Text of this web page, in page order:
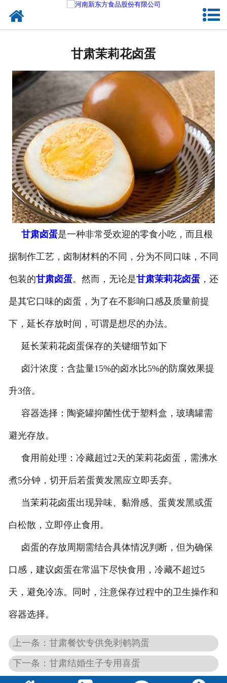
甘肃熟食品
甘肃调味品
甘肃鸡蛋壳粉
甘肃新东方食品
甘肃食品代加工
甘肃精忠报国八大锤典故版
- 甘肃蜜汁味卤蛋
- 甘肃茶香味卤蛋
甘肃茉莉花卤蛋
甘肃卤蛋是一种非常受欢迎的零食小吃，而且根
据制作工艺，卤制材料的不同，分为不同口味，不同
包装的甘肃卤蛋。然而，无论是甘肃茉莉花卤蛋，还
是其它口味的卤蛋，为了在不影响口感及质量前提
下，延长存放时间，可谓是想尽的办法。
延长茉莉花卤蛋保存的关键细节如下
卤汁浓度：含盐量15%的卤水比5%的防腐效果提
升3倍。
容器选择：陶瓷罐抑菌性优于塑料盒，玻璃罐需
避光存放。
食用前处理：冷藏超过2天的茉莉花卤蛋，需沸水
煮5分钟，切开后若蛋黄发黑应立即丢弃。
当茉莉花卤蛋出现异味、黏滑感、蛋黄发黑或蛋
白松散，立即停止食用。
卤蛋的存放周期需结合具体情况判断，但为确保
口感，建议卤蛋在常温下尽快食用，冷藏不超过5
天，避免冷冻。同时，注意保存过程中的卫生操作和
容器选择。
上一条：甘肃餐饮专供免剥鹌鹑蛋
下一条：甘肃结婚生子专用喜蛋